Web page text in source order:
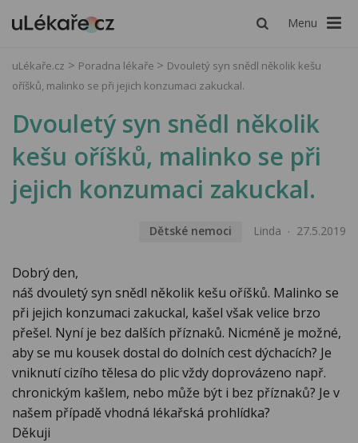
Menu
uLékaře.cz Poradna lékaře
Dvouletý syn snědl několik kešu
oříšků, malinko se při jejich konzumaci zakuckal.
Dvouletý syn snědl několik
kešu oříšků, malinko se při
jejich konzumaci zakuckal.
Dětské nemoci Linda 27.5.2019
Dobrý den,
náš dvouletý syn snědl několik kešu oříšků. Malinko se
při jejich konzumaci zakuckal, kašel však velice brzo
přešel. Nyní je bez dalších příznaků. Nicméně je možné,
aby se mu kousek dostal do dolních cest dýchacích? Je
vniknutí cizího tělesa do plic vždy doprovázeno např.
chronickým kašlem, nebo může být i bez příznaků? Je v
našem případě vhodná lékařská prohlídka?
Děkuji